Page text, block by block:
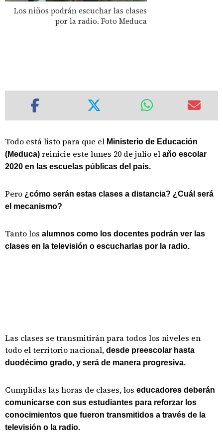
Los niños podrán escuchar las clases
por la radio. Foto Meduca
Todo está listo para que el Ministerio de Educación
(Meduca) reinicie este lunes 20 de julio el año escolar
2020 en las escuelas públicas del país.
Pero ¿cómo serán estas clases a distancia? ¿Cuál será
el mecanismo?
Tanto los alumnos como los docentes podrán ver las
clases en la televisión o escucharlas por la radio.
Las clases se transmitirán para todos los niveles en
todo el territorio nacional, desde preescolar hasta
duodécimo grado, y será de manera progresiva.
Cumplidas las horas de clases, los educadores deberán
comunicarse con sus estudiantes para reforzar los
conocimientos que fueron transmitidos a través de la
televisión o la radio.